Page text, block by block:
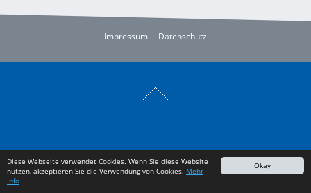
Okay
Diese Webseite verwendet Cookies. Wenn Sie diese Website
nutzen, akzeptieren Sie die Verwendung von Cookies. Mehr
Info
Impressum Datenschutz